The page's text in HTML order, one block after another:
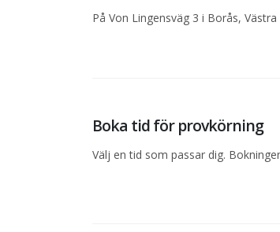
På Von Lingensväg 3 i Borås,
Boka tid för provkörning
Välj en tid som passar dig.